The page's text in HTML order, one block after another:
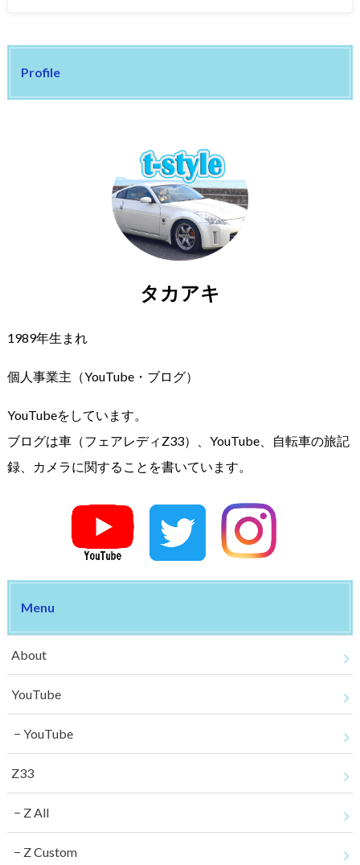
Profile
タカアキ
1989年生まれ
個人事業主（YouTube・ブログ）
YouTubeをしています。
ブログは車（フェアレディZ33）、YouTube、自転車の旅記
録、カメラに関することを書いています。
Menu
About
YouTube
YouTube
Z33
Z All
Z Custom